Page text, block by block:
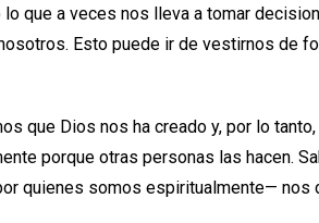
que a veces nos lleva a tomar
Esto puede ir de vestirnos de
que Dios nos ha creado y, por lo
porque otras personas las hacen.
quienes somos espiritualmente— nos